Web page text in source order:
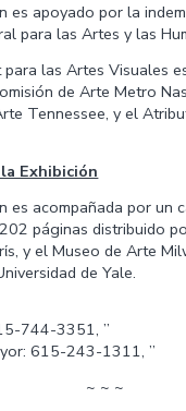
es apoyado por la
para las Artes y las
para las Artes Visuales
de Arte Metro
Tennessee, y el
Exhibición
es acompañada por un
páginas distribuido
y el Museo de Arte
de Yale.
744-3351, ”
615-243-1311, ”
~ ~ ~